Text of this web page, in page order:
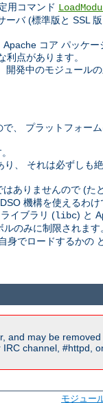
用コマンド
ーバ (標準版と SSL
コア パッケー
点があります。
開発中のモジュール
、 プラットフォー
、 それは必ずしも
ありませんので (た
機構を使えるわけ
イブラリ (libc) と
ルのみに制限されます
身でロードするかの
and may be
channel, #httpd,
モジュー